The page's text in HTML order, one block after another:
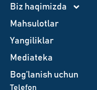
Biz haqimizda
Mahsulotlar
Yangiliklar
Mediateka
Bog’lanish uchun
Telefon